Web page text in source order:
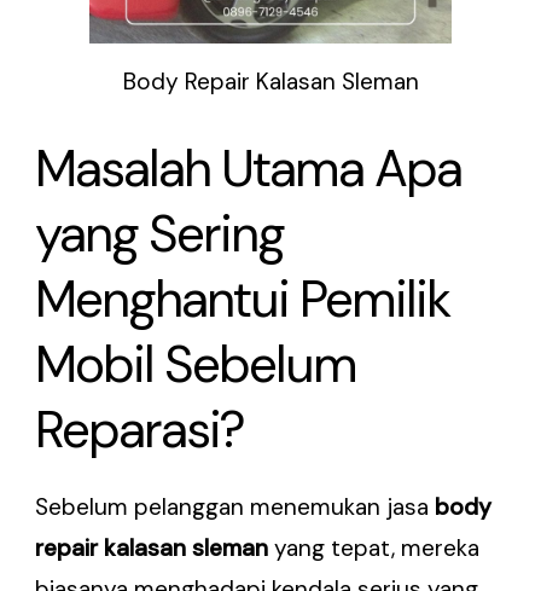
Body Repair Kalasan Sleman
Masalah Utama Apa
yang Sering
Menghantui Pemilik
Mobil Sebelum
Reparasi?
Sebelum pelanggan menemukan jasa body
repair kalasan sleman yang tepat, mereka